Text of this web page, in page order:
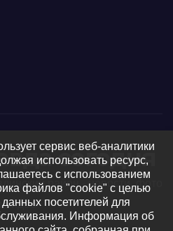
сегодня
район - новости, фото
видео
сервис веб-аналитики
использовать ресурс,
с использованием
файлов "cookie" с целью
посетителей для
Информация об